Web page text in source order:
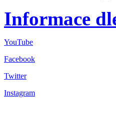
Informace
YouTube
Facebook
Twitter
Instagram